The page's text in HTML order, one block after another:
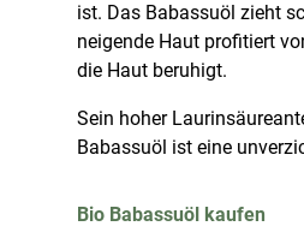
ist. Das Babassuöl zieht
neigende Haut profitiert
die Haut beruhigt.
Sein hoher
Babassuöl ist eine
Bio Babassuöl kaufen